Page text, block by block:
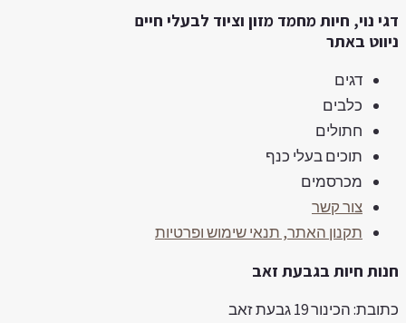
נוי, חיות מחמד מזון וציוד לבעלי חיים
באתר
דגים
כלבים
חתולים
תוכים בעלי כנף
מכרסמים
צור קשר
תקנון האתר, תנאי שימוש ופרטיות
חיות בגבעת זאב
הכינור 19 גבעת זאב